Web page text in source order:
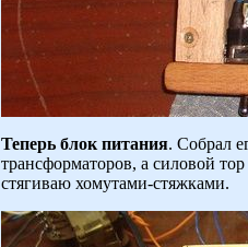
Теперь блок питания. Собрал
трансформаторов, а силовой
стягиваю хомутами-стяжками.